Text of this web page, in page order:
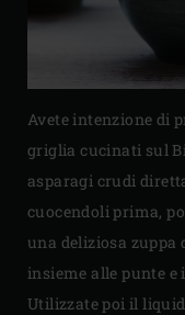
Avete intenzione di
griglia cucinati sul
asparagi crudi
cuocendoli prima,
una deliziosa zuppa
insieme alle punte
Utilizzate poi il